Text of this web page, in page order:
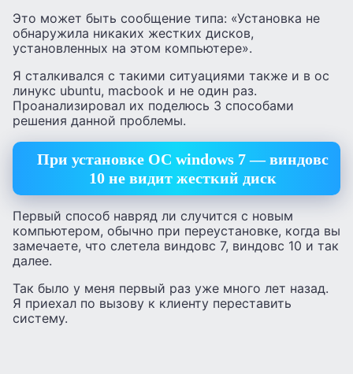
Это может быть сообщение типа: «Установка не
обнаружила никаких жестких дисков,
установленных на этом компьютере».
Я сталкивался с такими ситуациями также и в ос
линукс ubuntu, macbook и не один раз.
Проанализировал их поделюсь 3 способами
решения данной проблемы.
При установке ОС windows 7 — виндовс
10 не видит жесткий диск
Первый способ навряд ли случится с новым
компьютером, обычно при переустановке, когда вы
замечаете, что слетела виндовс 7, виндовс 10 и так
далее.
Так было у меня первый раз уже много лет назад.
Я приехал по вызову к клиенту переставить
систему.